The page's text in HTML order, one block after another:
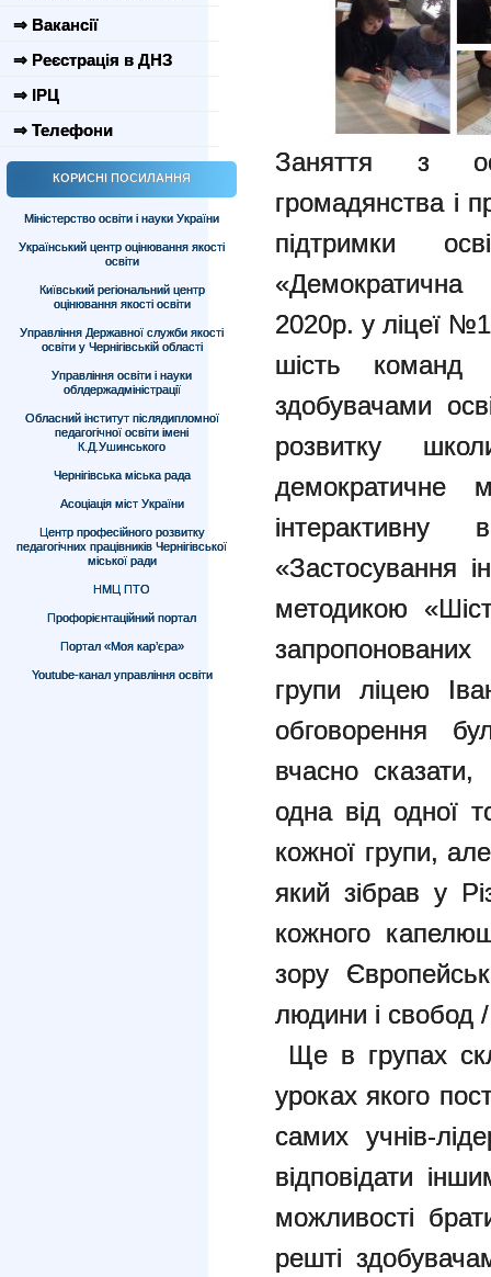
⇒ Вакансії
⇒ Реєстрація в ДНЗ
⇒ ІРЦ
⇒ Телефони
КОРИСНІ ПОСИЛАННЯ
Міністерство освіти і науки України
Український центр оцінювання якості
освіти
Київський регіональний центр
оцінювання якості освіти
Управління Державної служби якості
освіти у Чернігівській області
Управління освіти і науки
облдержадміністрації
Обласний інститут післядипломної
педагогічної освіти імені
К.Д.Ушинського
Чернігівська міська рада
Асоціація міст України
Центр професійного розвитку
педагогічних працівників Чернігівської
міської ради
НМЦ ПТО
Профорієнтаційний портал
Портал «Моя кар’єра»
Youtube-канал управління освіти
Заняття з
громадянства і
підтримки
2020р. у ліцеї
шість команд
здобувачами
розвитку
демократичне
«Застосування
методикою
групи ліцею
обговорення
вчасно
одна від одної
кожної групи,
який зібрав у
кожного
зору
людини і свобод
Ще в групах
уроках якого
самих учнів-
відповідати
можливості
решті